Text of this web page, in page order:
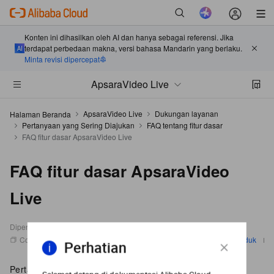
Perhatian
Konten ini dihasilkan oleh AI dan hanya sebagai referensi. Jika
terdapat perbedaan makna, versi bahasa Mandarin yang berlaku.
Minta revisi dipercepat
ApsaraVideo Live
Halaman Beranda ApsaraVideo Live
Dukungan layanan
Pertanyaan yang Sering Diajukan
FAQ tentang fitur dasar
FAQ fitur dasar ApsaraVideo Live
FAQ fitur dasar ApsaraVideo
Live
Diperbarui pada:
Copy as MD
Produk
Pertanyaan yang sering diajukan mengenai fitur dasar